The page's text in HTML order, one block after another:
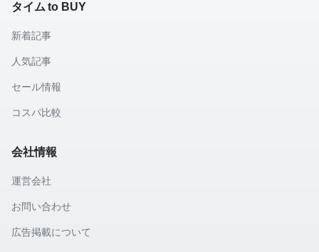
タイム to BUY
新着記事
人気記事
セール情報
コスパ比較
会社情報
運営会社
お問い合わせ
広告掲載について